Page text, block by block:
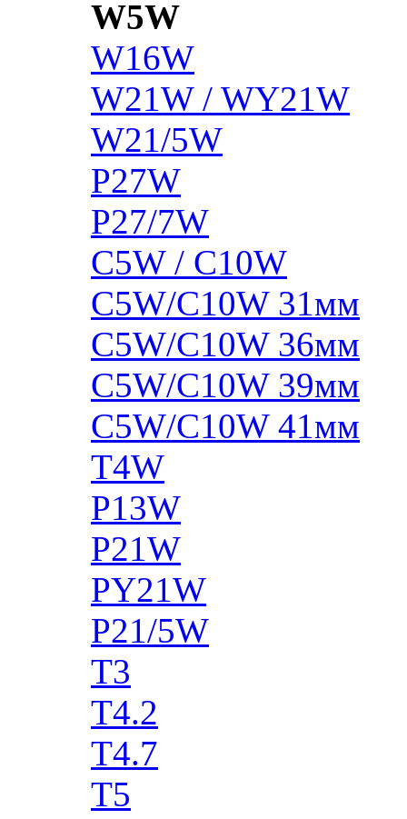
W5W
W16W
W21W / WY21W
W21/5W
P27W
P27/7W
C5W / C10W
C5W/C10W 31мм
C5W/C10W 36мм
C5W/C10W 39мм
C5W/C10W 41мм
T4W
P13W
P21W
PY21W
P21/5W
T3
T4.2
T4.7
T5